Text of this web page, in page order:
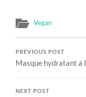
Vegan
PREVIOUS POST
Masque hydratant à
NEXT POST